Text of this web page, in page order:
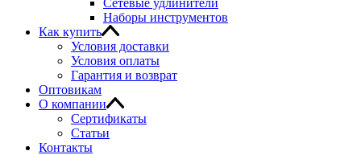
Сетевые удлинители
Наборы инструментов
Как купить
Условия доставки
Условия оплаты
Гарантия и возврат
Оптовикам
О компании
Сертификаты
Статьи
Контакты